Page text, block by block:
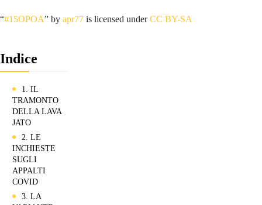
“#15OPOA” by apr77 is licensed underCC BY-SA
Indice
1. IL
TRAMONTO
DELLA LAVA
JATO
2. LE
INCHIESTE
SUGLI
APPALTI
COVID
3. LA